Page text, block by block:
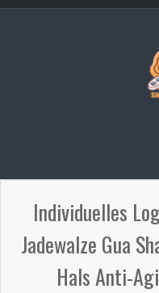
Individuelles
Jadewalze Gua
Hals Anti-